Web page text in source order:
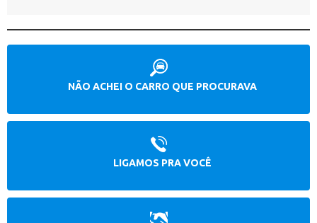
NÃO ACHEI O CARRO QUE PROCURAVA
LIGAMOS PRA VOCÊ